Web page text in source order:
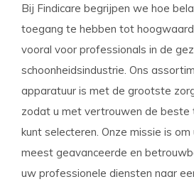
Bij Findicare begrijpen we hoe
toegang te hebben tot
vooral voor professionals in de
schoonheidsindustrie. Ons
apparatuur is met de grootste
zodat u met vertrouwen de beste
kunt selecteren. Onze missie is
meest geavanceerde en
uw professionele diensten naar